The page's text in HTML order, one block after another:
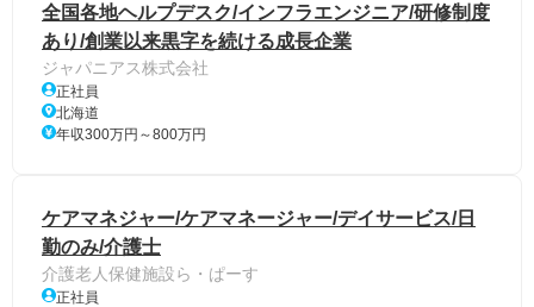
全国各地ヘルプデスク/インフラエンジニア/研修制度
あり/創業以来黒字を続ける成長企業
ジャパニアス株式会社
正社員
北海道
年収300万円～800万円
ケアマネジャー/ケアマネージャー/デイサービス/日
勤のみ/介護士
介護老人保健施設ら・ぱーす
正社員